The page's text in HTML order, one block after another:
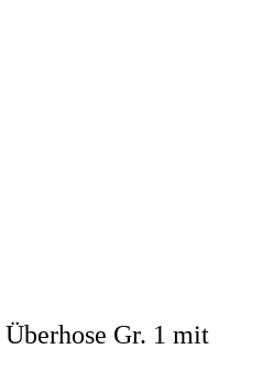
Gr. 1 mit